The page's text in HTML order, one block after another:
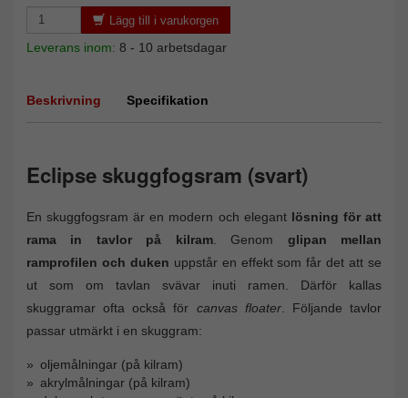
Lägg till i varukorgen
Leverans inom: 8 - 10 arbetsdagar
Beskrivning Specifikation
Eclipse skuggfogsram (svart)
En skuggfogsram är en modern och elegant lösning för att
rama in tavlor på kilram. Genom glipan mellan
ramprofilen och duken uppstår en effekt som får det att se
ut som om tavlan svävar inuti ramen. Därför kallas
skuggramar ofta också för canvas floater. Följande tavlor
passar utmärkt i en skuggram:
oljemålningar (på kilram)
akrylmålningar (på kilram)